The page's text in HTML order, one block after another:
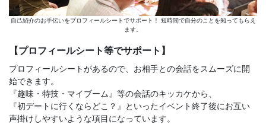
自己紹介のお手伝いをプロフィールシートでサポート！ 短時間で自分のことを知ってもらえ
ます。
【プロフィールシート等でサポート】
プロフィールシートがあるので、お相手との会話をスムーズに開
始できます。
『趣味・特技・マイブーム』等の会話のキッカケから、
『初デートに行くならどこ？』といったイベント終了後にお互い
声掛けしやすいような項目になっています。